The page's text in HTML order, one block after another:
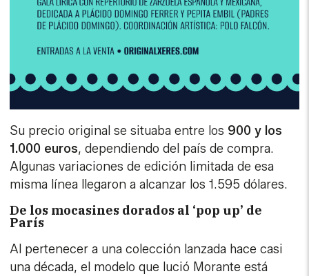
Su precio original se situaba entre los 900 y los
1.000 euros, dependiendo del país de compra.
Algunas variaciones de edición limitada de esa
misma línea llegaron a alcanzar los 1.595 dólares.
De los mocasines dorados al ‘pop up’ de
París
Al pertenecer a una colección lanzada hace casi
una década, el modelo que lució Morante está